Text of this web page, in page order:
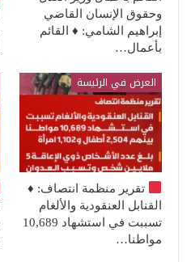
وحقوق الإنسان القاضي
إبراهيم الشامي: ♦️ القائم
بأعمال…
العرض في الرئيسة
تقرير منظمة انتصاف: ♦️
القنابل العنقودية والألغام
تسببت في استشهاد 10,689
مواطنا…